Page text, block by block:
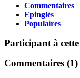
Commentaires
Epinglés
Populaires
Participant à
Commentaires (1)